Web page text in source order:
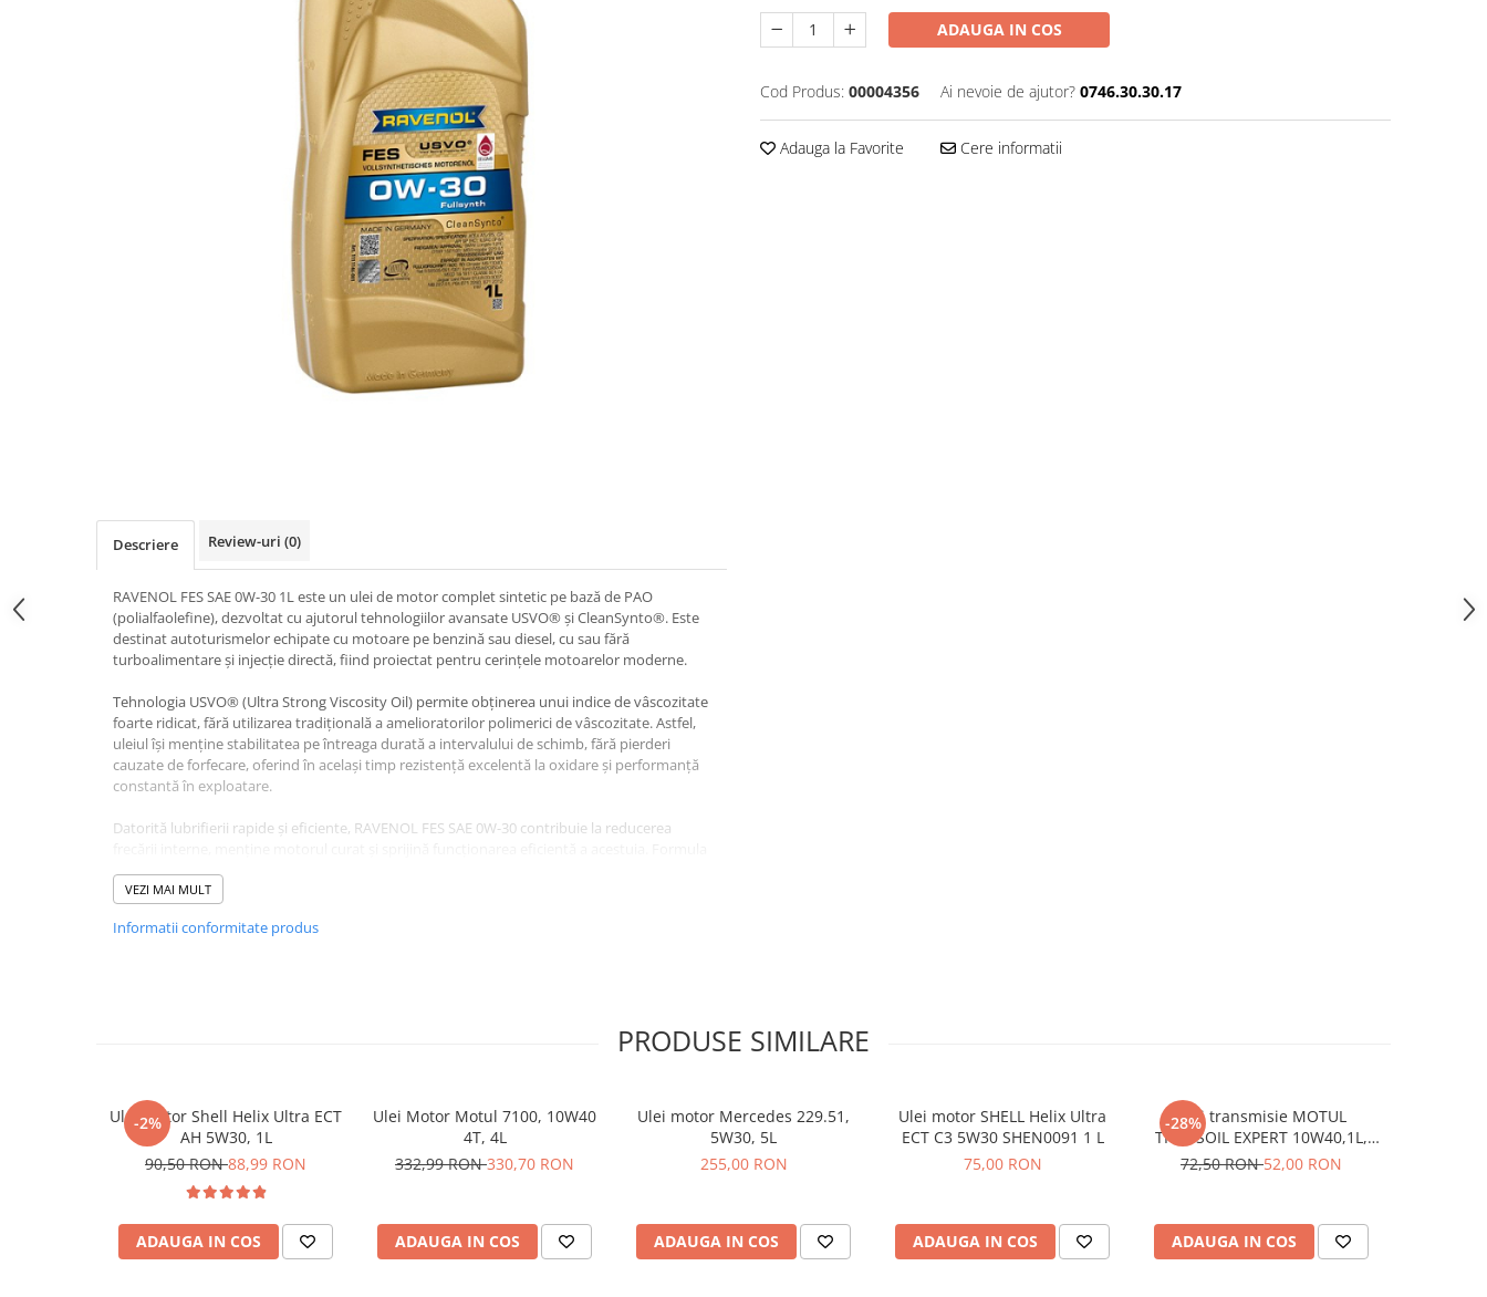
ADAUGA IN COS
Cod Produs: 00004356 Ai nevoie de ajutor? 0746.30.30.17
Adauga la Favorite Cere informatii
Descriere Review-uri (0)
RAVENOL FES SAE 0W-30 1L este un ulei de motor complet sintetic pe bază de PAO
(polialfaolefine), dezvoltat cu ajutorul tehnologiilor avansate USVO® și CleanSynto®. Este
destinat autoturismelor echipate cu motoare pe benzină sau diesel, cu sau fără
turboalimentare și injecție directă, fiind proiectat pentru cerințele motoarelor moderne.
Tehnologia USVO® (Ultra Strong Viscosity Oil) permite obținerea unui indice de vâscozitate
foarte ridicat, fără utilizarea tradițională a amelioratorilor polimerici de vâscozitate. Astfel,
uleiul își menține stabilitatea pe întreaga durată a intervalului de schimb, fără pierderi
cauzate de forfecare, oferind în același timp rezistență excelentă la oxidare și performanță
constantă în exploatare.
Datorită lubrifierii rapide și eficiente, RAVENOL FES SAE 0W-30 contribuie la reducerea
este îmbogățită cu molibden și tungsten, elemente care ajută la netezirea suprafețelor
metalice, diminuând uzura și îmbunătățind eficiența mecanică a motorului.
Prin scăderea semnificativă a frecărilor interne, uleiul contribuie la reducerea consumului
RAVENOL FES SAE 0W-30 este adecvat pentru autoturisme, camionete și vehicule similare
Caracteristici și omologări:
Gama produs: Autoturisme – USVO
Tip ulei: full sintetic
VEZI MAI MULT
Informatii conformitate produs
PRODUSE SIMILARE
-2%
Ulei motor Shell Helix Ultra ECT
AH 5W30, 1L
90,50 RON88,99 RON
ADAUGA IN COS
Ulei Motor Motul 7100, 10W40
4T, 4L
332,99 RON330,70 RON
ADAUGA IN COS
Ulei motor Mercedes 229.51,
5W30, 5L
255,00 RON
ADAUGA IN COS
Ulei motor SHELL Helix Ultra
ECT C3 5W30 SHEN0091 1 L
75,00 RON
ADAUGA IN COS
-28%
Ulei transmisie MOTUL
TRANSOIL EXPERT 10W40,1L,
semi sintetic
72,50 RON52,00 RON
ADAUGA IN COS